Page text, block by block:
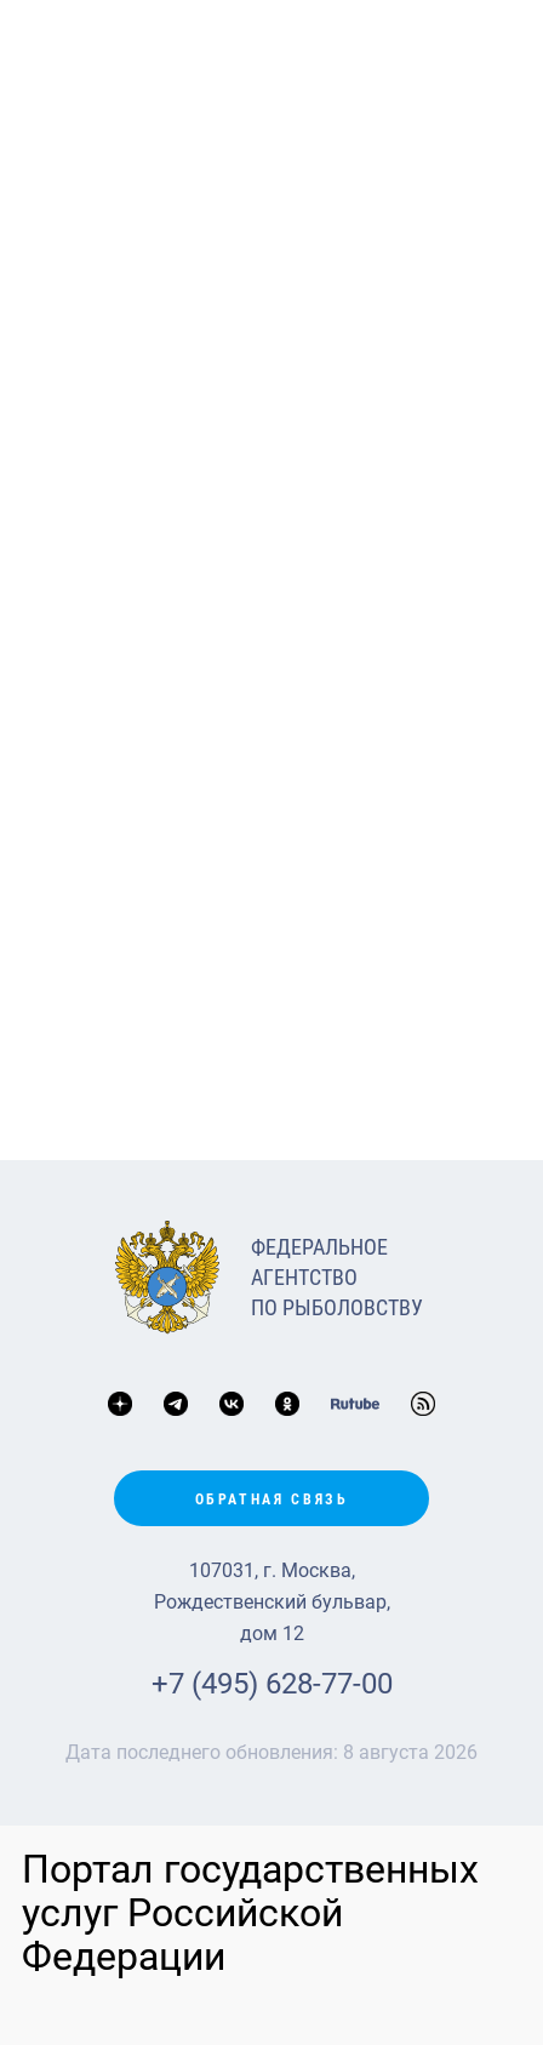
ФЕДЕРАЛЬНОЕ
АГЕНТСТВО
ПО РЫБОЛОВСТВУ
ОБРАТНАЯ СВЯЗЬ
107031, г. Москва,
Рождественский бульвар,
дом 12
+7 (495) 628-77-00
Дата последнего обновления: 8 августа 2026
Портал государственных
услуг Российской
Федерации